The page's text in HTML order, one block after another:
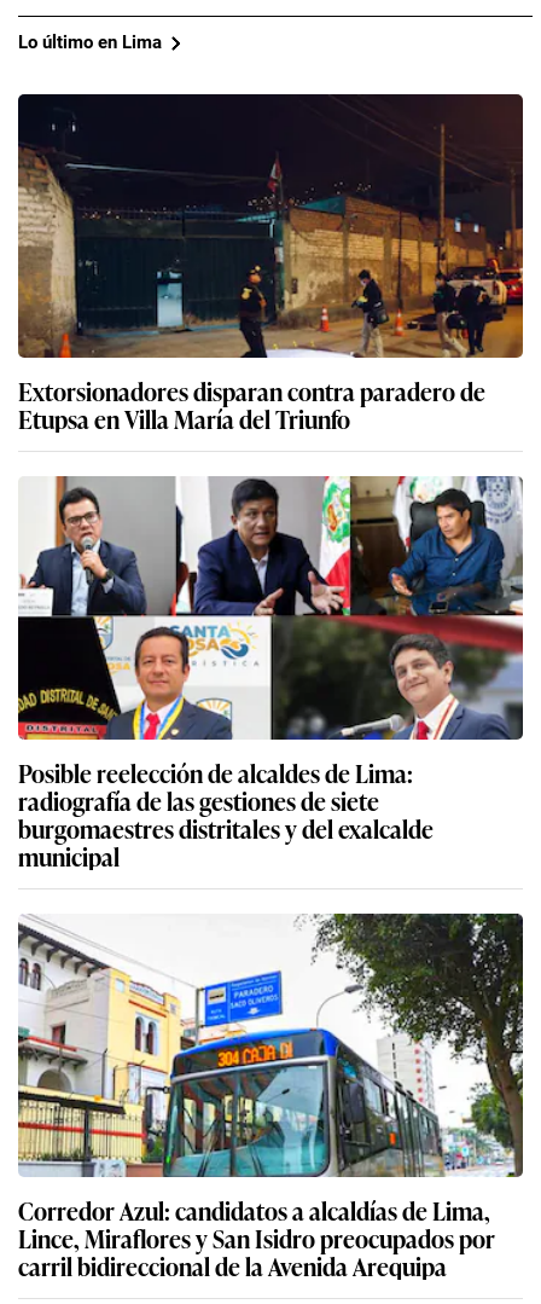
Lo último en Lima
Extorsionadores disparan contra paradero de
Etupsa en Villa María del Triunfo
Posible reelección de alcaldes de Lima:
radiografía de las gestiones de siete
burgomaestres distritales y del exalcalde
municipal
Corredor Azul: candidatos a alcaldías de Lima,
Lince, Miraflores y San Isidro preocupados por
carril bidireccional de la Avenida Arequipa